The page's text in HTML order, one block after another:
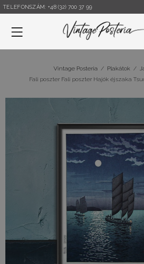
TELEFONSZÁM: +48 (32) 700 37 99
Menü
Vintage Posteria / Plakátok /
Fali poszter Fali poszter Hajók éjszaka